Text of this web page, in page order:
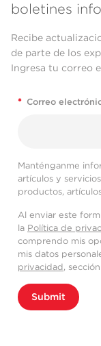
boletines
Recibe
de parte de los
Ingresa tu correo
* Correo
Manténganme
artículos y
productos,
Al enviar este
la Política de
comprendo mis
mis datos
privacidad,
Submit